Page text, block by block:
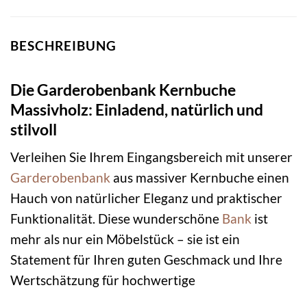
BESCHREIBUNG
Die Garderobenbank Kernbuche
Massivholz: Einladend, natürlich und
stilvoll
Verleihen Sie Ihrem Eingangsbereich mit unserer
Garderobenbank aus massiver Kernbuche einen
Hauch von natürlicher Eleganz und praktischer
Funktionalität. Diese wunderschöne Bank ist
mehr als nur ein Möbelstück – sie ist ein
Statement für Ihren guten Geschmack und Ihre
Wertschätzung für hochwertige